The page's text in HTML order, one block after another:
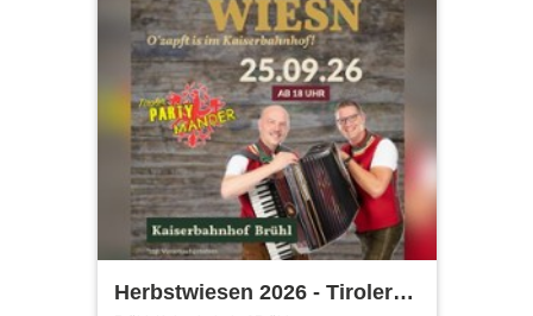
Herbstwiesen 2026 - Tiroler